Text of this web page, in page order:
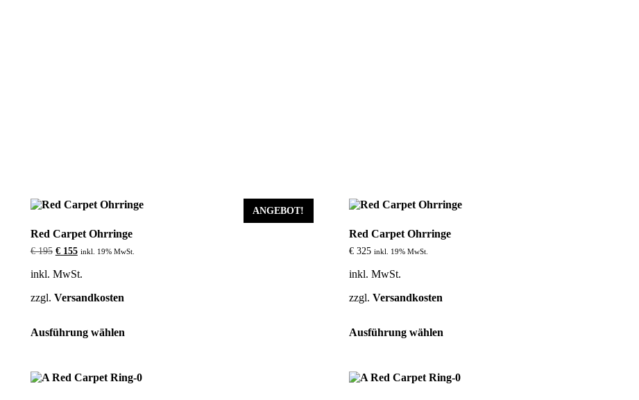
ANGEBOT!
Red Carpet Ohrringe
€195 Ursprünglicher
war:
€155Aktueller
ist:
inkl. 19% MwSt.
inkl. MwSt.
zzgl. Versandkosten
Ausführung wählenProdukt
auf.
Red Carpet Ohrringe
€325 inkl. 19% MwSt.
inkl. MwSt.
zzgl. Versandkosten
Ausführung wählenProdukt
auf.